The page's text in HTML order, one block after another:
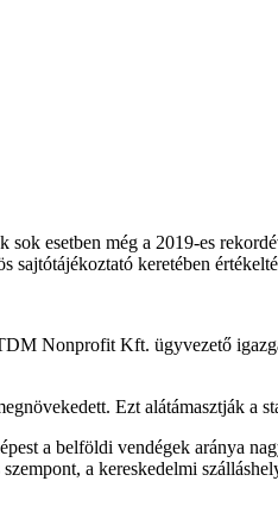
esetben még a 2019-es
sajtótájékoztató keretében
Nonprofit Kft. ügyvezető
Ezt alátámasztják a
a belföldi vendégek aránya
a kereskedelmi